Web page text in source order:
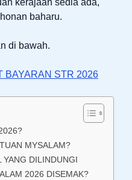
kerajaan sedia ada,
baharu.
di bawah.
BAYARAN STR 2026
MYSALAM?
YANG DILINDUNGI
2026 DISEMAK?